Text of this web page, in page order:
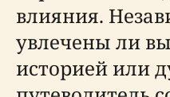
влияния.
увлечены ли
историей или